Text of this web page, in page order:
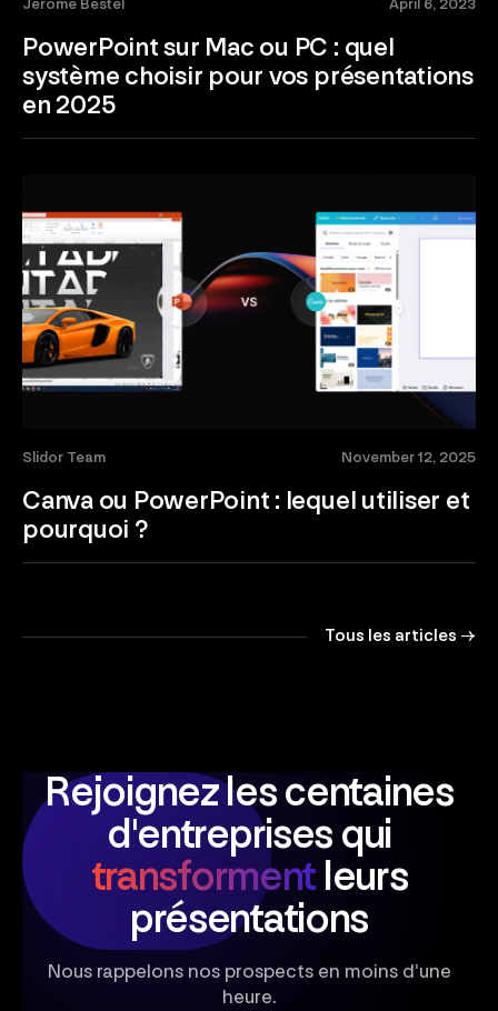
PowerPoint sur Mac ou PC : quel
système choisir pour vos présentations
en 2025
Slidor Team November 12, 2025
Canva ou PowerPoint : lequel utiliser et
pourquoi ?
Tous les articles →
Rejoignez les centaines
d'entreprisesqui
transformentleurs
présentations
Nous rappelons nos prospects en moins d’une
heure.